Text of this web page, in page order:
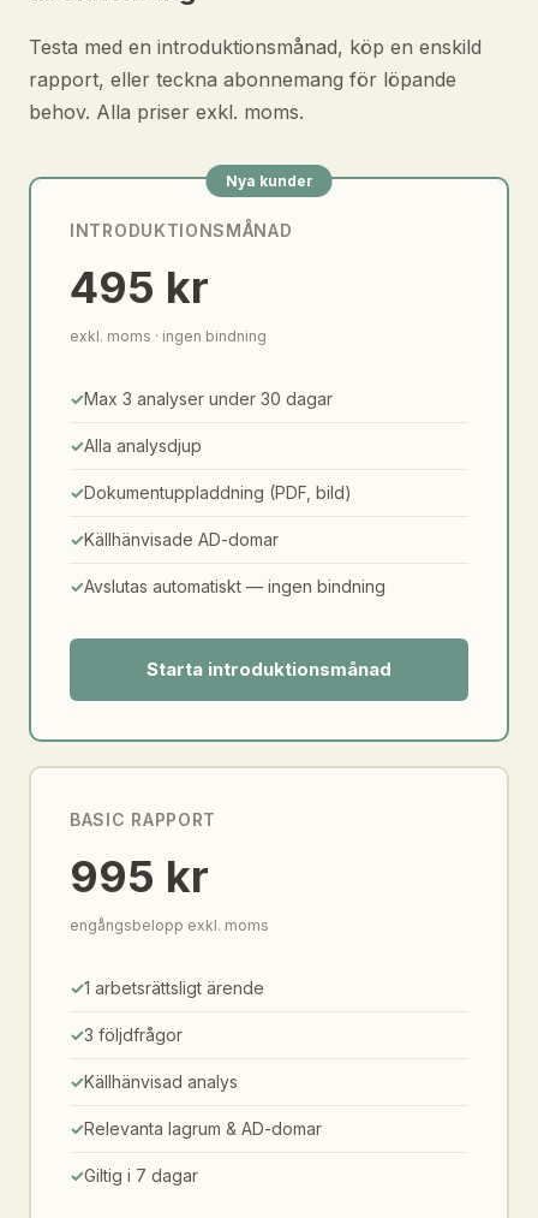
Testa med en introduktionsmånad, köp en enskild
rapport, eller teckna abonnemang för löpande
behov. Alla priser exkl. moms.
Nya kunder
INTRODUKTIONSMÅNAD
495 kr
exkl. moms · ingen bindning
Max 3 analyser under 30 dagar
Alla analysdjup
Dokumentuppladdning (PDF, bild)
Källhänvisade AD-domar
Avslutas automatiskt — ingen bindning
Starta introduktionsmånad
BASIC RAPPORT
995 kr
engångsbelopp exkl. moms
1 arbetsrättsligt ärende
3 följdfrågor
Källhänvisad analys
Relevanta lagrum & AD-domar
Giltig i 7 dagar